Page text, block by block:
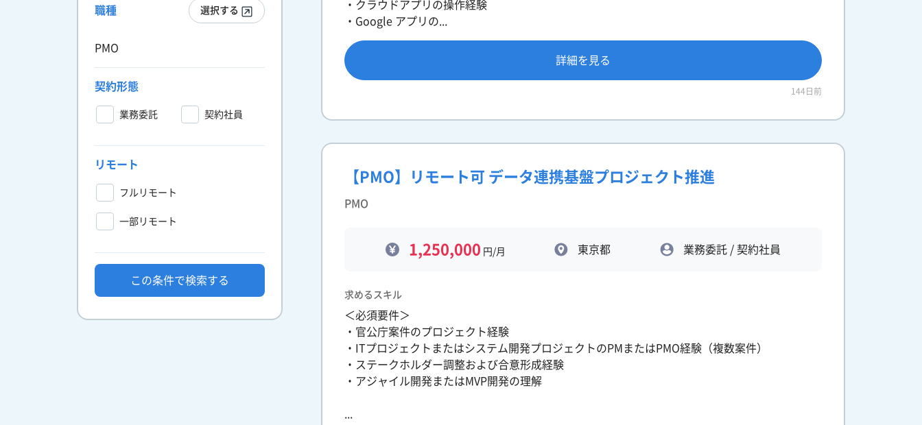
職種 選択する
PMO
契約形態
業務委託 契約社員
リモート
フルリモート
一部リモート
・クラウドアプリの操作経験
・Google アプリの...
詳細を見る
144日前
【PMO】リモート可 データ連携基盤プロジェクト推進
PMO
1,250,000 円/月 東京都 業務委託 / 契約社員
求めるスキル
＜必須要件＞
・官公庁案件のプロジェクト経験
・ITプロジェクトまたはシステム開発プロジェクトのPMまたはPMO経験（複数案件）
・ステークホルダー調整および合意形成経験
・アジャイル開発またはMVP開発の理解